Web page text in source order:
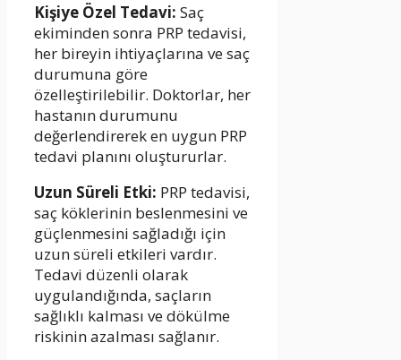
Kişiye Özel Tedavi: Saç
ekiminden sonra PRP tedavisi,
her bireyin ihtiyaçlarına ve saç
durumuna göre
özelleştirilebilir. Doktorlar, her
hastanın durumunu
değerlendirerek en uygun PRP
tedavi planını oluştururlar.
Uzun Süreli Etki: PRP tedavisi,
saç köklerinin beslenmesini ve
güçlenmesini sağladığı için
uzun süreli etkileri vardır.
Tedavi düzenli olarak
uygulandığında, saçların
sağlıklı kalması ve dökülme
riskinin azalması sağlanır.